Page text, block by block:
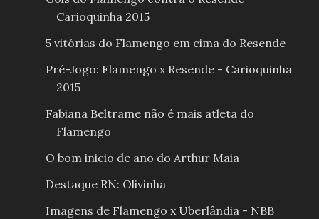
Carioquinha 2015
5 vitórias do Flamengo em cima do Resende
Pré-Jogo: Flamengo x Resende - Carioquinha
2015
Fabiana Beltrame não é mais atleta do
Flamengo
O bom inicio de ano do Arthur Maia
Destaque RN: Olivinha
Imagens de Flamengo x Uberlândia - NBB